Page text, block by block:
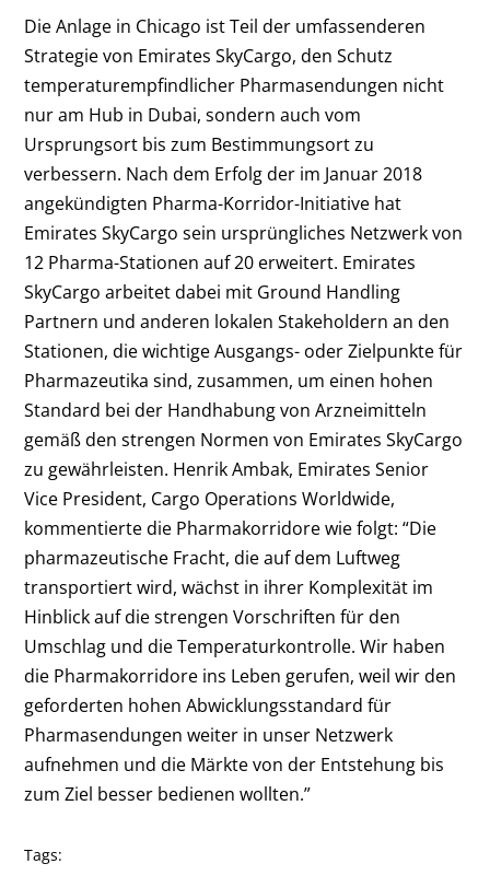
Die Anlage in Chicago ist Teil der umfassenderen
Strategie von Emirates SkyCargo, den Schutz
temperaturempfindlicher Pharmasendungen nicht
nur am Hub in Dubai, sondern auch vom
Ursprungsort bis zum Bestimmungsort zu
verbessern. Nach dem Erfolg der im Januar 2018
angekündigten Pharma-Korridor-Initiative hat
Emirates SkyCargo sein ursprüngliches Netzwerk von
12 Pharma-Stationen auf 20 erweitert. Emirates
SkyCargo arbeitet dabei mit Ground Handling
Partnern und anderen lokalen Stakeholdern an den
Stationen, die wichtige Ausgangs- oder Zielpunkte für
Pharmazeutika sind, zusammen, um einen hohen
Standard bei der Handhabung von Arzneimitteln
gemäß den strengen Normen von Emirates SkyCargo
zu gewährleisten. Henrik Ambak, Emirates Senior
Vice President, Cargo Operations Worldwide,
kommentierte die Pharmakorridore wie folgt: “Die
pharmazeutische Fracht, die auf dem Luftweg
transportiert wird, wächst in ihrer Komplexität im
Hinblick auf die strengen Vorschriften für den
Umschlag und die Temperaturkontrolle. Wir haben
die Pharmakorridore ins Leben gerufen, weil wir den
geforderten hohen Abwicklungsstandard für
Pharmasendungen weiter in unser Netzwerk
aufnehmen und die Märkte von der Entstehung bis
zum Ziel besser bedienen wollten.”
Tags: